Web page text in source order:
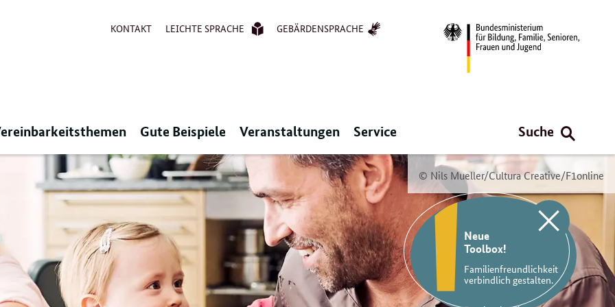
KONTAKT LEICHTE SPRACHE GEBÄRDENSPRACHE
Gute Beispiele Veranstaltungen Service Suche
Neue
Toolbox!
Familienfreundlichkeit
verbindlich gestalten.
Schließen
© Nils Mueller/Cultura Creative/F1online